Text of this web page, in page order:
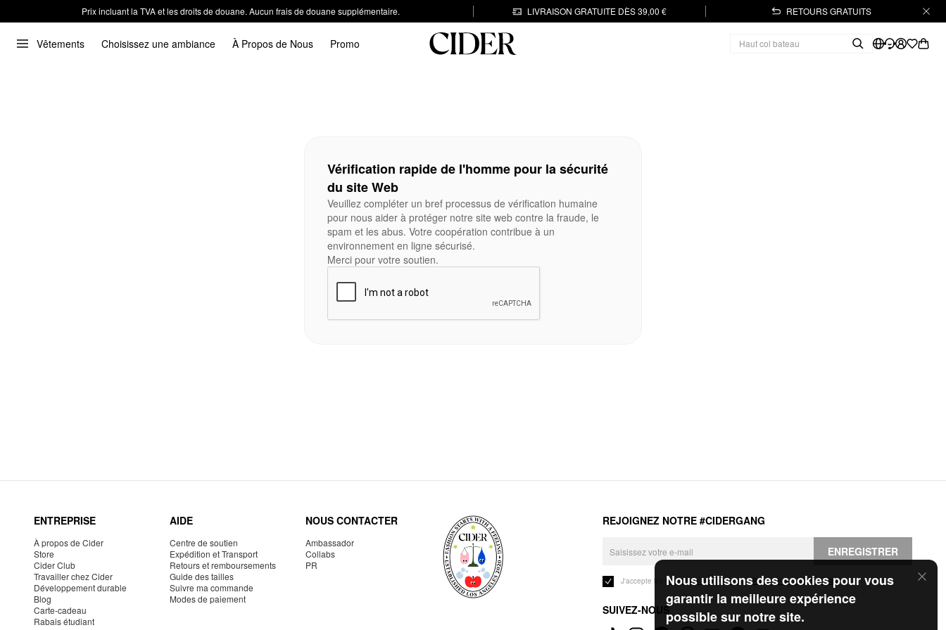
Prix incluant la TVA et les droits de douane. Aucun frais de douane supplémentaire. LIVRAISON GRATUITE DÈS 39,00 € RETOURS GRATUITS
Vêtements Choisissez une ambiance À Propos de Nous Promo
Nous utilisons des cookies pour vous
garantir la meilleure expérience
possible sur notre site.
Vérification rapide de l'homme pour la sécurité
du site Web
Veuillez compléter un bref processus de vérification humaine
pour nous aider à protéger notre site web contre la fraude, le
spam et les abus. Votre coopération contribue à un
environnement en ligne sécurisé.
Merci pour votre soutien.
ENTREPRISE
À propos de Cider
Store
Cider Club
Travailler chez Cider
Développement durable
Blog
Carte-cadeau
Rabais étudiant
AIDE
Centre de soutien
Expédition et Transport
Retours et remboursements
Guide des tailles
Suivre ma commande
Modes de paiement
NOUS CONTACTER
Ambassador
Collabs
PR
REJOIGNEZ NOTRE #CIDERGANG
ENREGISTRER
J'accepte les Conditions généraleset laPolitique de confidentialité.
SUIVEZ-NOUS